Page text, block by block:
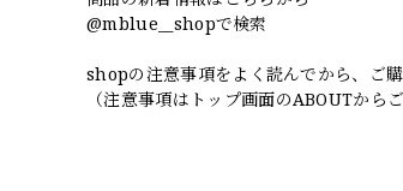
@mblue__shopで検索
shopの注意事項をよく読んでから、ご購
（注意事項はトップ画面のABOUTから